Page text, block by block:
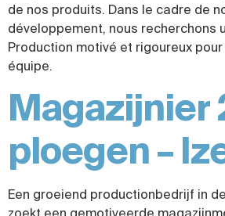
de nos produits. Dans le cadre de
développement, nous recherchons
Production motivé et rigoureux
équipe.
Magazijnier
ploegen –
Een groeiend productionbedrijf in
zoekt een gemotiveerde